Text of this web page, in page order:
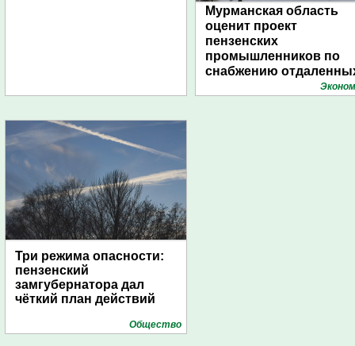
Мурманская область
оценит проект
пензенских
промышленников по
снабжению
поселений с помощью
Три режима опасности:
пензенский
замгубернатора дал
чёткий план действий
Общество